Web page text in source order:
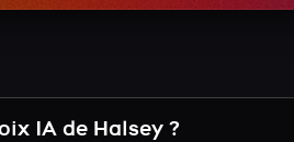
IA de Halsey ?